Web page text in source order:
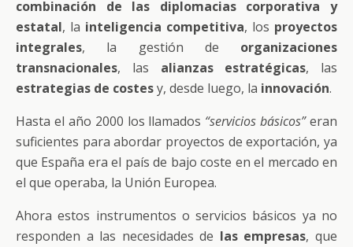
combinación de las diplomacias corporativa y
estatal, la inteligencia competitiva, los proyectos
integrales, la gestión de organizaciones
transnacionales, las alianzas estratégicas, las
estrategias de costesy, desde luego, la innovación.
Hasta el año 2000 los llamados “servicios básicos”eran
suficientes para abordar proyectos de exportación, ya
que España era el país de bajo coste en el mercado en
el que operaba, la Unión Europea.
Ahora estos instrumentos o servicios básicos ya no
responden a las necesidades de las empresas, que